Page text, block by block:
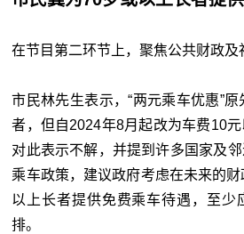
在节目第二环节上，聚焦公共财政及
市民林先生表示，“两元乘车优惠”
者，但自2024年8月起改为车费10
对此表示不解，并提到许多国家及
乘车政策，建议政府考虑在未来的
以上长者提供免费乘车待遇，至少
排。